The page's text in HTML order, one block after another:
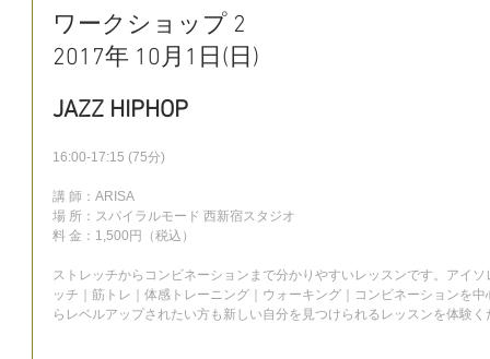
ワークショップ 2
2017年 10月1日(日)
JAZZ HIPHOP
16:00-17:15 (75分)
講 師：ARISA
場 所：スパイラルモード 西新宿スタジオ
料 金：1,500円（税込）
ストレッチからコンビネーションまで分かりやすいレッスンです。アイ
ッチ｜筋トレ｜体感トレーニング｜ウォーキング｜コンビネーションを
らレベルアップされたい方も新しい自分を見つけられるレッスンを体験く